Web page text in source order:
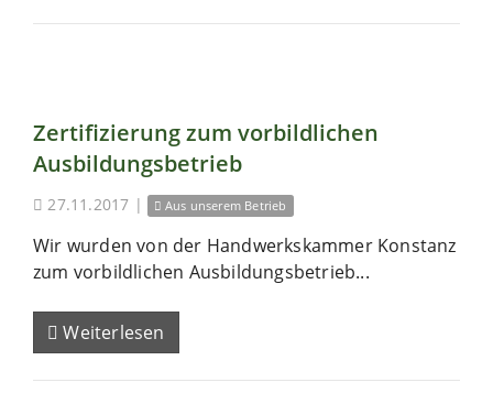
Zertifizierung zum vorbildlichen
Ausbildungsbetrieb
27.11.2017 | Aus unserem Betrieb
Wir wurden von der Handwerkskammer Konstanz
zum vorbildlichen Ausbildungsbetrieb...
Weiterlesen